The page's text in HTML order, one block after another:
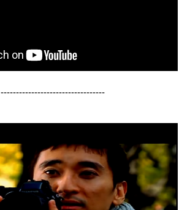
----------------------------------